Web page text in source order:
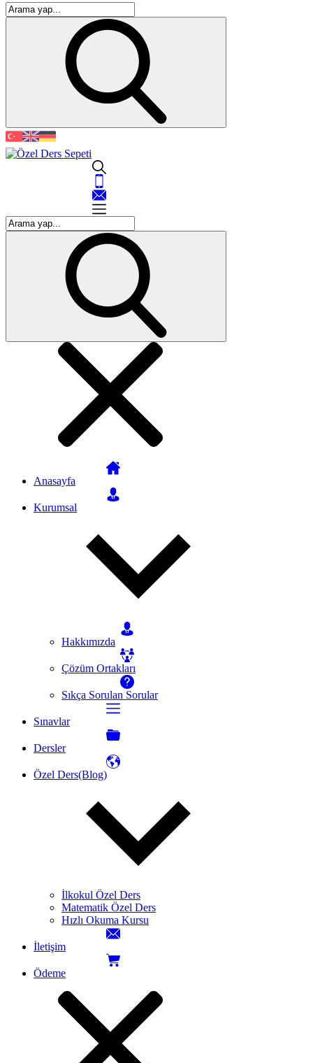
Anasayfa
Kurumsal
Hakkımızda
Çözüm Ortakları
Sıkça Sorulan Sorular
Sınavlar
Dersler
Özel Ders(Blog)
İlkokul Özel Ders
Matematik Özel Ders
Hızlı Okuma Kursu
İletişim
Ödeme